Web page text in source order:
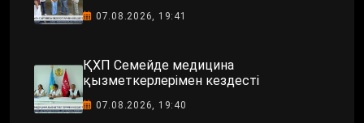
07.08.2026, 19:41
ҚХП Семейде медицина
қызметкерлерімен кездесті
07.08.2026, 19:40